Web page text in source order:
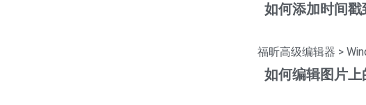
如何添加时间戳
福昕高级编辑器 >
如何编辑图片